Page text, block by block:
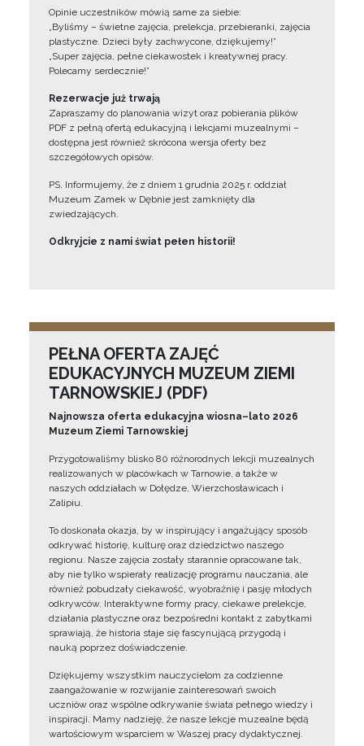
Opinie uczestników mówią same za siebie:
„Byliśmy – świetne zajęcia, prelekcja, przebieranki, zajęcia
plastyczne. Dzieci były zachwycone, dziękujemy!”
„Super zajęcia, pełne ciekawostek i kreatywnej pracy.
Polecamy serdecznie!”
Rezerwacje już trwają
Zapraszamy do planowania wizyt oraz pobierania plików
PDF z pełną ofertą edukacyjną i lekcjami muzealnymi –
dostępna jest również skrócona wersja oferty bez
szczegółowych opisów.
PS. Informujemy, że z dniem 1 grudnia 2025 r. oddział
Muzeum Zamek w Dębnie jest zamknięty dla
zwiedzających.
Odkryjcie z nami świat pełen historii!
PEŁNA OFERTA ZAJĘĆ
EDUKACYJNYCH MUZEUM ZIEMI
TARNOWSKIEJ (PDF)
Najnowsza oferta edukacyjna wiosna–lato 2026
Muzeum Ziemi Tarnowskiej
Przygotowaliśmy blisko 80 różnorodnych lekcji muzealnych
realizowanych w placówkach w Tarnowie, a także w
naszych oddziałach w Dołędze, Wierzchosławicach i
Zalipiu.
To doskonała okazja, by w inspirujący i angażujący sposób
odkrywać historię, kulturę oraz dziedzictwo naszego
regionu. Nasze zajęcia zostały starannie opracowane tak,
aby nie tylko wspierały realizację programu nauczania, ale
również pobudzały ciekawość, wyobraźnię i pasję młodych
odkrywców. Interaktywne formy pracy, ciekawe prelekcje,
działania plastyczne oraz bezpośredni kontakt z zabytkami
sprawiają, że historia staje się fascynującą przygodą i
nauką poprzez doświadczenie.
Dziękujemy wszystkim nauczycielom za codzienne
zaangażowanie w rozwijanie zainteresowań swoich
uczniów oraz wspólne odkrywanie świata pełnego wiedzy i
inspiracji. Mamy nadzieję, że nasze lekcje muzealne będą
wartościowym wsparciem w Waszej pracy dydaktycznej.